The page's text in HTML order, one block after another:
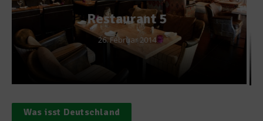
Ernährungsexpertin rät zu
Immun-Ölen statt Pillen
24. Dezember 2020
Was isst Deutschland